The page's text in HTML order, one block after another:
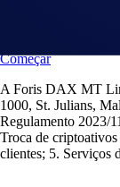
Começar
A Foris DAX MT
1000, St. Julians,
Regulamento 2023/
Troca de
clientes; 5. Serviços